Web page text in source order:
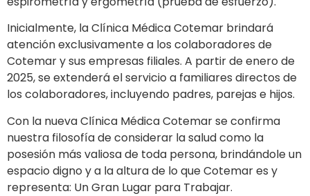
Inicialmente, la Clínica Médica Cotemar brindará
atención exclusivamente a los colaboradores de
Cotemar y sus empresas filiales. A partir de enero de
2025, se extenderá el servicio a familiares directos de
los colaboradores, incluyendo padres, parejas e hijos.
Con la nueva Clínica Médica Cotemar se confirma
nuestra filosofía de considerar la salud como la
posesión más valiosa de toda persona, brindándole un
espacio digno y a la altura de lo que Cotemar es y
representa: Un Gran Lugar para Trabajar.